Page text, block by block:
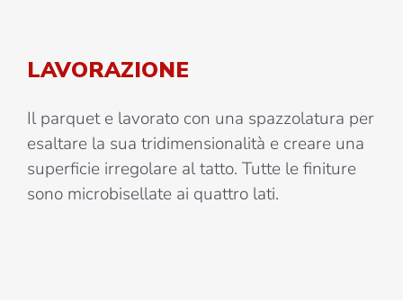
LAVORAZIONE
Il parquet e lavorato con una spazzolatura per
esaltare la sua tridimensionalità e creare una
superficie irregolare al tatto. Tutte le finiture
sono microbisellate ai quattro lati.